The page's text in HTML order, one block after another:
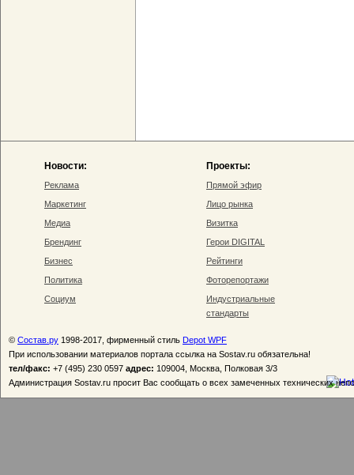
Новости:
Реклама
Маркетинг
Медиа
Брендинг
Бизнес
Политика
Социум
Проекты:
Прямой эфир
Лицо рынка
Визитка
Герои DIGITAL
Рейтинги
Фоторепортажи
Индустриальные
стандарты
© Состав.ру 1998-2017, фирменный стиль Depot WPF
При использовании материалов портала ссылка на Sostav.ru обязательна!
тел/факс: +7 (495) 230 0597 адрес: 109004, Москва, Полковая 3/3
Администрация Sostav.ru просит Вас сообщать о всех замеченных технических